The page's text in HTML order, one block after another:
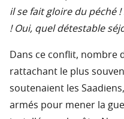
il se fait gloire du péché
! Oui, quel détestable
Dans ce conflit, nombre
rattachant le plus
soutenaient les
armés pour mener la